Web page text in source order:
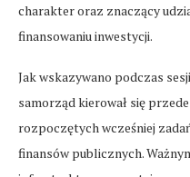
charakter oraz znaczący
finansowaniu inwestycji.
Jak wskazywano podczas
samorząd kierował się
rozpoczętych wcześniej
finansów publicznych.